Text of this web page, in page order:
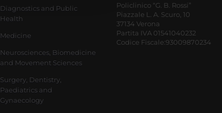
Diagnostics and Public
Health
Medicine
Neurosciences, Biomedicine
and Movement Sciences
Surgery, Dentistry,
Paediatrics and
Gynaecology
Policlinico “G. B. Rossi”
Piazzale L. A. Scuro, 10
37134 Verona
Partita IVA 01541040232
Codice Fiscale:93009870234